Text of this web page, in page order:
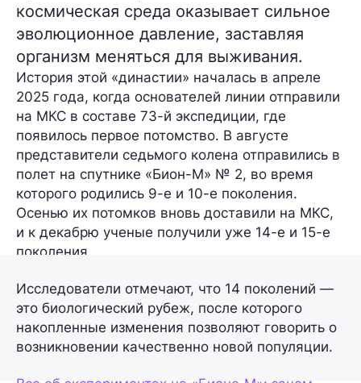
космическая среда оказывает сильное
эволюционное давление, заставляя
организм меняться для выживания.
История этой «династии» началась в апреле
2025 года, когда основателей линии отправили
на МКС в составе 73-й экспедиции, где
появилось первое потомство. В августе
представители седьмого колена отправились в
полет на спутнике «Бион-М» № 2, во время
которого родились 9-е и 10-е поколения.
Осенью их потомков вновь доставили на МКС,
и к декабрю ученые получили уже 14-е и 15-е
поколения.
Исследователи отмечают, что 14 поколений —
это биологический рубеж, после которого
накопленные изменения позволяют говорить о
возникновении качественно новой популяции.